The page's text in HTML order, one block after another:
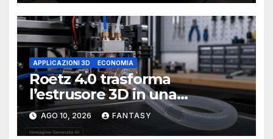
APPLICAZIONI 3D ECONOMIA
Roetz 4.0 trasforma
l’estrusore 3D in una
macchina per produrre tubi
AGO 10, 2026 FANTASY